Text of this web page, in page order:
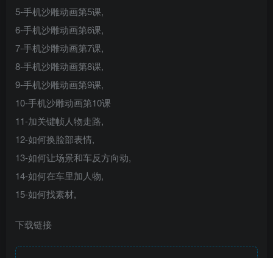
5-手机沙雕动画第5课,
6-手机沙雕动画第6课,
7-手机沙雕动画第7课,
8-手机沙雕动画第8课,
9-手机沙雕动画第9课,
10-手机沙雕动画第10课
11-加关键帧人物走路,
12-如何换脸部表情,
13-如何让场景和车反方向动,
14-如何在车里加人物,
15-如何找素材,
下载链接